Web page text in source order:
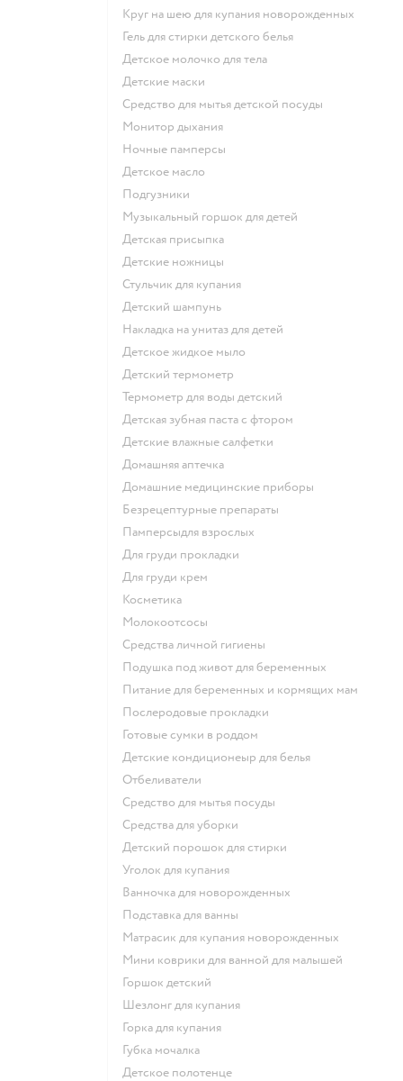
круг на шею для купания новорожденных
гель для стирки детского белья
детское молочко для тела
детские маски
средство для мытья детской посуды
монитор дыхания
ночные памперсы
детское масло
подгузники
музыкальный горшок для детей
детская присыпка
детские ножницы
стульчик для купания
детский шампунь
накладка на унитаз для детей
детское жидкое мыло
детский термометр
термометр для воды детский
детская зубная паста с фтором
детские влажные салфетки
домашняя аптечка
домашние медицинские приборы
безрецептурные препараты
памперсыдля взрослых
для груди прокладки
для груди крем
косметика
Молокоотсосы
средства личной гигиены
подушка под живот для беременных
питание для беременных и кормящих мам
послеродовые прокладки
готовые сумки в роддом
детские кондиционеыр для белья
отбеливатели
средство для мытья посуды
средства для уборки
детский порошок для стирки
уголок для купания
ванночка для новорожденных
подставка для ванны
матрасик для купания новорожденных
мини коврики для ванной для малышей
горшок детский
шезлонг для купания
горка для купания
губка мочалка
детское полотенце